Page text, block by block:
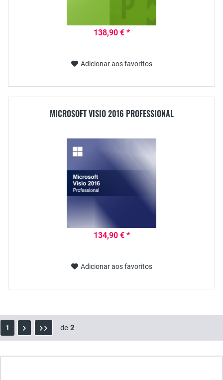
138,90 € *
Adicionar aos favoritos
MICROSOFT VISIO 2016 PROFESSIONAL
134,90 € *
Adicionar aos favoritos
1 de 2